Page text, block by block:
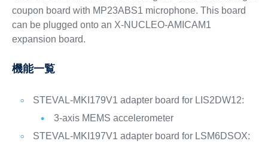
coupon board with MP23ABS1 microphone. This board
can be plugged onto an X-NUCLEO-AMICAM1
expansion board.
機能一覧
STEVAL-MKI179V1 adapter board for LIS2DW12:
3-axis MEMS accelerometer
STEVAL-MKI197V1 adapter board for LSM6DSOX: